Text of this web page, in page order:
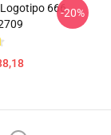
666-20%